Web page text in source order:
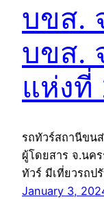
บขส.
บขส.
แห่งที่
รถทัวร์สถานีขน
ผู้โดยสาร จ.นค
ทัวร์ มีเที่ยวรถป
January 3,